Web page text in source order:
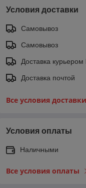
Условия доставки
Самовывоз
Самовывоз
Доставка
Доставка почтой
Все условия доставки
Условия оплаты
Наличными
Все условия оплаты